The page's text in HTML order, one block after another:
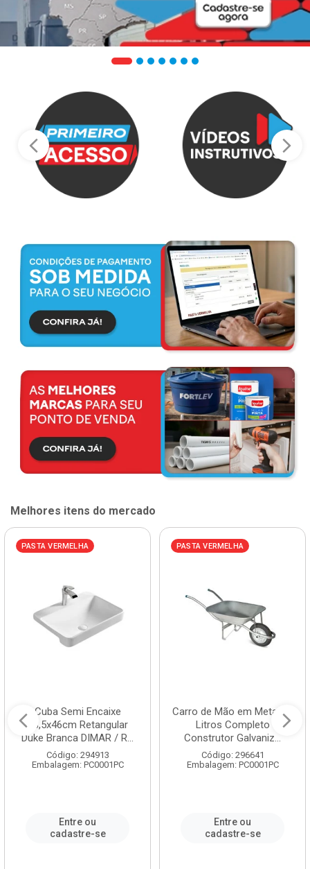
Melhores itens do mercado
PASTA VERMELHA
Cuba Semi Encaixe
58,5x46cm Retangular
Duke Branca DIMAR / R...
Código: 294913
Embalagem: PC0001PC
Entre ou
cadastre-se
PASTA VERMELHA
Carro de Mão em Metal 60
Litros Completo
Construtor Galvaniz...
Código: 296641
Embalagem: PC0001PC
Entre ou
cadastre-se